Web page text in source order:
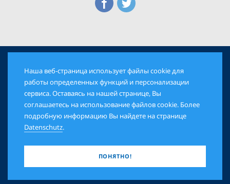
© 2026 Еврейская Панорама. Все права защищены
AGB DATENSCHUTZ IMPRESSUM
Наша веб-страница использует файлы cookie для
работы определенных функций и персонализации
сервиса. Оставаясь на нашей странице, Вы
соглашаетесь на использование файлов cookie. Более
подробную информацию Вы найдете на странице
Datenschutz.
ПОНЯТНО!